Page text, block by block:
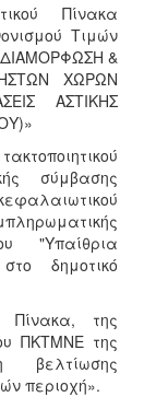
Πίνακα
Τιμών
&
ΧΩΡΩΝ
ΑΣΤΙΚΗΣ
σύμβασης
"Υπαίθρια
δημοτικό
Πίνακα, της
ΠΚΤΜΝΕ της
περιοχή».